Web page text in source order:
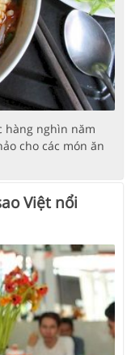
hàng nghìn năm
cho các món ăn
Việt nổi